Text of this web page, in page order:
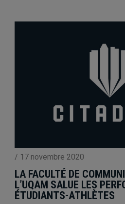
/ 17 novembre 2020
LA FACULTÉ DE
L’UQAM SALUE LES
ÉTUDIANTS-ATHLÈTES